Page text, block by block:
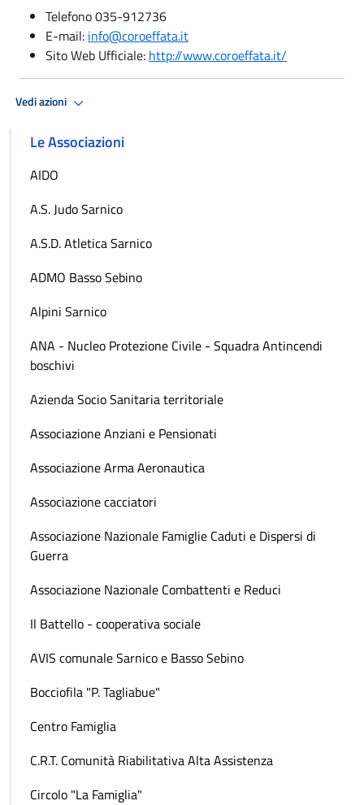
Telefono 035-912736
E-mail: info@coroeffata.it
Sito Web Ufficiale: http://www.coroeffata.it/
Vedi azioni
Le Associazioni
AIDO
A.S. Judo Sarnico
A.S.D. Atletica Sarnico
ADMO Basso Sebino
Alpini Sarnico
ANA - Nucleo Protezione Civile - Squadra Antincendi
boschivi
Azienda Socio Sanitaria territoriale
Associazione Anziani e Pensionati
Associazione Arma Aeronautica
Associazione cacciatori
Associazione Nazionale Famiglie Caduti e Dispersi di
Guerra
Associazione Nazionale Combattenti e Reduci
Il Battello - cooperativa sociale
AVIS comunale Sarnico e Basso Sebino
Bocciofila "P. Tagliabue"
Centro Famiglia
C.R.T. Comunità Riabilitativa Alta Assistenza
Circolo "La Famiglia"